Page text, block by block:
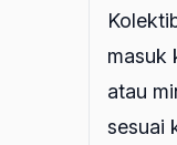
masuk
atau
sesuai